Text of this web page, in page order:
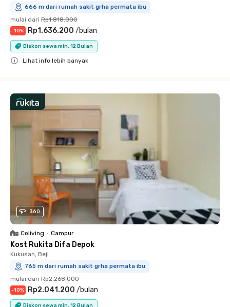
666 m dari rumah sakit grha permata ibu
mulai dari Rp1.818.000
-10% Rp1.636.200 /bulan
Diskon sewa min. 12 Bulan
Lihat info lebih banyak
360
Coliving • Campur
Kost Rukita Difa Depok
Kukusan, Beji
765 m dari rumah sakit grha permata ibu
mulai dari Rp2.268.000
-10% Rp2.041.200 /bulan
Diskon sewa min. 12 Bulan